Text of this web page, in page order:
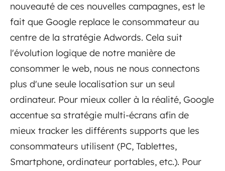
nouveauté de ces nouvelles campagnes, est le
fait que Google replace le consommateur au
centre de la stratégie Adwords. Cela suit
l'évolution logique de notre manière de
consommer le web, nous ne nous connectons
plus d'une seule localisation sur un seul
ordinateur. Pour mieux coller à la réalité, Google
accentue sa stratégie multi-écrans afin de
mieux tracker les différents supports que les
consommateurs utilisent (PC, Tablettes,
Smartphone, ordinateur portables, etc.). Pour